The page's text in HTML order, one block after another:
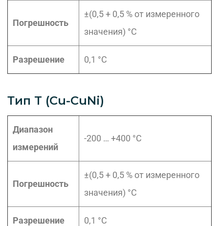
Погрешность
±(0,5 + 0,5 % от измеренного
значения) °C
Разрешение 0,1 °C
Тип T (Cu-CuNi)
Диапазон
измерений
-200 … +400 °C
Погрешность
±(0,5 + 0,5 % от измеренного
значения) °C
Разрешение 0,1 °C